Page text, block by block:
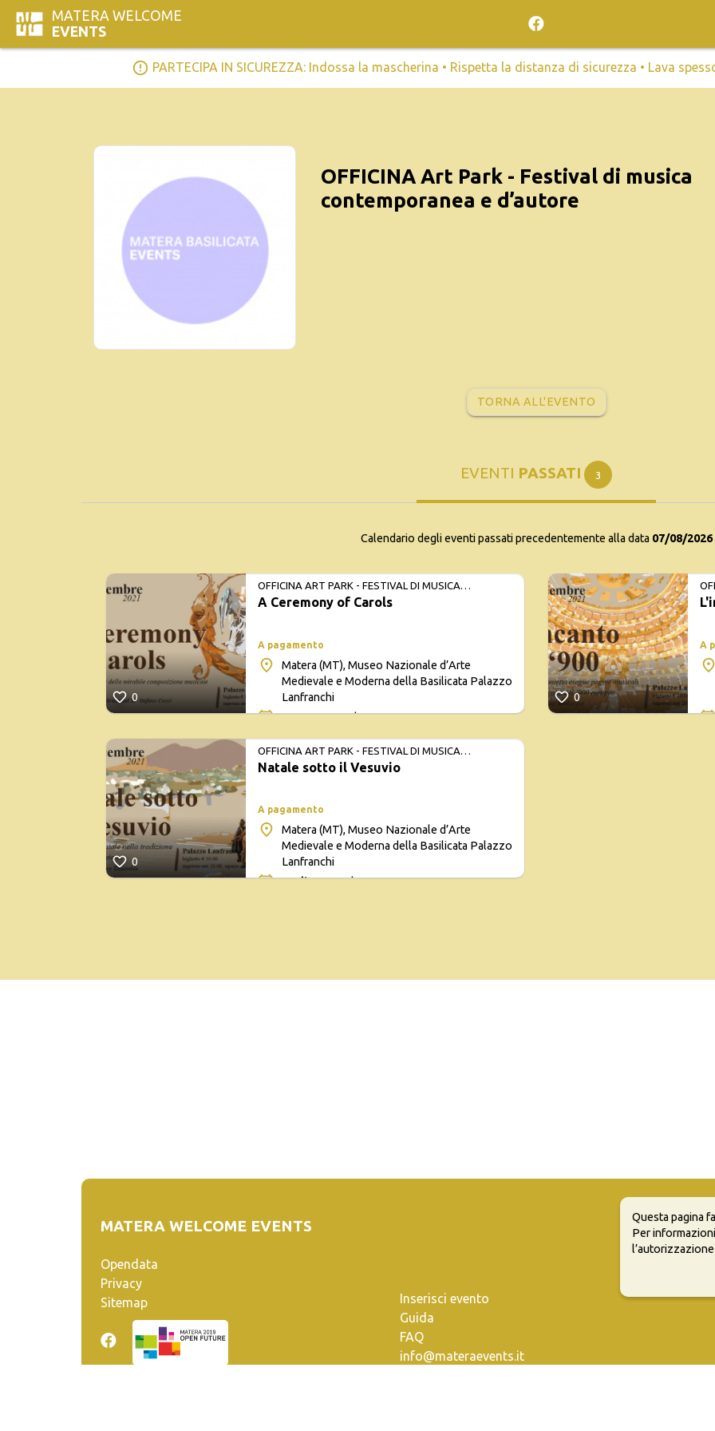
MATERA WELCOME
EVENTS
error_outline PARTECIPA IN SICUREZZA: Indossa la mascherina • Rispetta la distanza di sicurezza • Lava
OFFICINA Art Park - Festival di musica
contemporanea e d’autore
TORNA ALL'EVENTO
EVENTI PASSATI 3
Calendario degli eventi passati precedentemente alla data 07/08/2026
0
OFFICINA ART PARK - FESTIVAL DI MUSICA
CONTEMPORANEA E D’AUTORE
A Ceremony of Carols
A pagamento
Matera (MT), Museo Nazionale d’Arte
Medievale e Moderna della Basilicata Palazzo
Lanfranchi
28 nov 2021• h 20:30
0
OFFICINA ART PARK - FESTIVAL DI MUSICA
CONTEMPORANEA E D’AUTORE
Natale sotto il Vesuvio
A pagamento
Matera (MT), Museo Nazionale d’Arte
Medievale e Moderna della Basilicata Palazzo
Lanfranchi
11 dic 2021• h 20:30
0
A
MATERA WELCOME EVENTS
Opendata
Privacy
Sitemap
Inserisci evento
Guida
FAQ
info@materaevents.it
Questa pagina
Per